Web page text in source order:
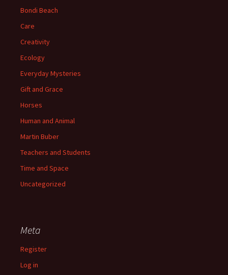
Bondi Beach
Care
Creativity
Ecology
Everyday Mysteries
Gift and Grace
Horses
Human and Animal
Martin Buber
Teachers and Students
Time and Space
Uncategorized
Meta
Register
Log in